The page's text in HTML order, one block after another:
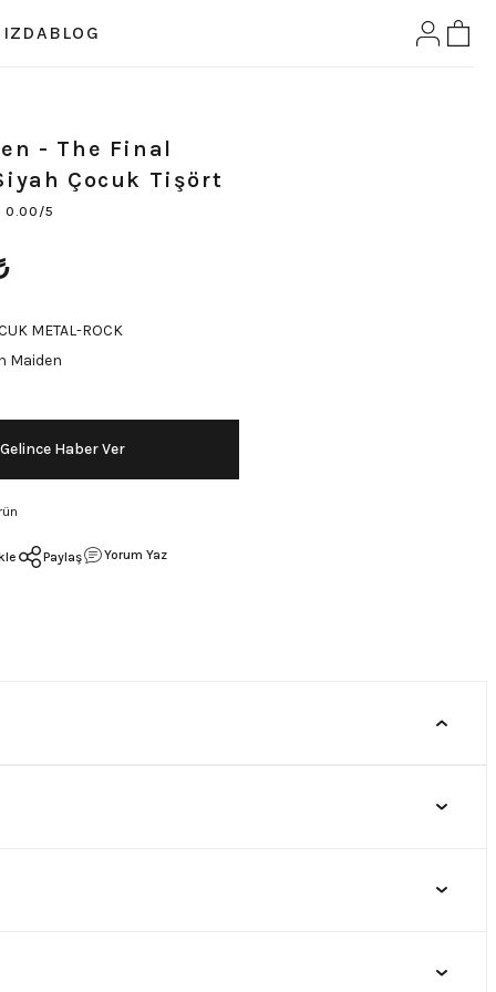
BLOG
- The Final
Çocuk Tişört
0.00/5
METAL-ROCK
Maiden
Gelince Haber Ver
Paylaş
Yorum Yaz